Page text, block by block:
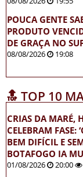
POUCA GENTE
PRODUTO
DE GRAÇA NO
08/08/2026 19:08
🔝 TOP 10
CRIAS DA MARÉ,
CELEBRAM FASE:
BEM DIFÍCIL E
BOTAFOGO IA
01/08/2026 20:00